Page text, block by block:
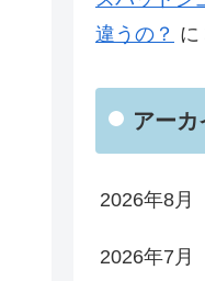
違うの？ に
アーカ
2026年8月
2026年7月